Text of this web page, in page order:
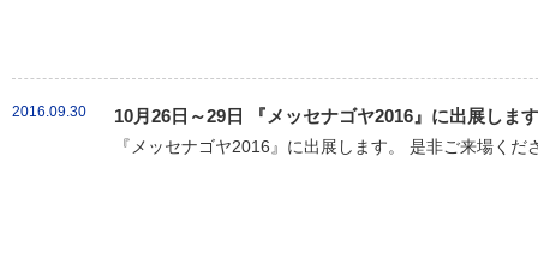
2016.09.30 10月26日～29日 『メッセナゴヤ2016』に出展します
『メッセナゴヤ2016』に出展します。 是非ご来場